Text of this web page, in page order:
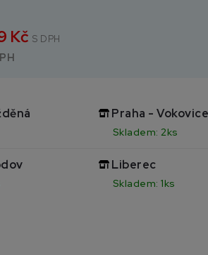
Kč S DPH
Praha - Vokovice
Skladem: 2ks
Liberec
Skladem: 1ks